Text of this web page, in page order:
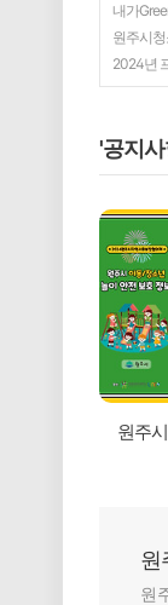
내가
원주시
2024년
'공지
원주
원
원